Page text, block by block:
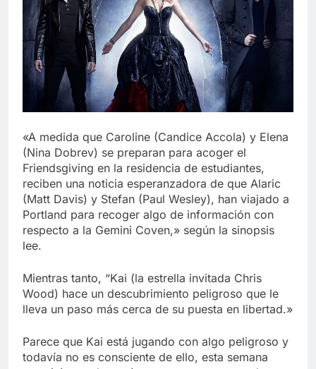
«A medida que Caroline (Candice Accola) y Elena
(Nina Dobrev) se preparan para acoger el
Friendsgiving en la residencia de estudiantes,
reciben una noticia esperanzadora de que Alaric
(Matt Davis) y Stefan (Paul Wesley), han viajado a
Portland para recoger algo de información con
respecto a la Gemini Coven,» según la sinopsis
lee.
Mientras tanto, “Kai (la estrella invitada Chris
Wood) hace un descubrimiento peligroso que le
lleva un paso más cerca de su puesta en libertad.»
Parece que Kai está jugando con algo peligroso y
todavía no es consciente de ello, esta semana